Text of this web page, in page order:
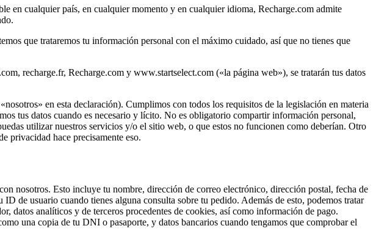
en cualquier país, en cualquier momento y en cualquier idioma, Recharge.com admite
que trataremos tu información personal con el máximo cuidado, así que no tienes que
recharge.fr, Recharge.com y www.startselect.com («la página web»), se tratarán tus datos
en esta declaración). Cumplimos con todos los requisitos de la legislación en materia
tus datos cuando es necesario y lícito. No es obligatorio compartir información personal,
utilizar nuestros servicios y/o el sitio web, o que estos no funcionen como deberían. Otro
privacidad hace precisamente eso.
nosotros. Esto incluye tu nombre, dirección de correo electrónico, dirección postal, fecha de
de usuario cuando tienes alguna consulta sobre tu pedido. Además de esto, podemos tratar
datos analíticos y de terceros procedentes de cookies, así como información de pago.
una copia de tu DNI o pasaporte, y datos bancarios cuando tengamos que comprobar el